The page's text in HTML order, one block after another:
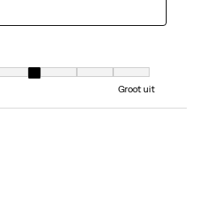
1 gelijk is aan Klein uit en 7 gelijk is aan Groot uit
Groot uit